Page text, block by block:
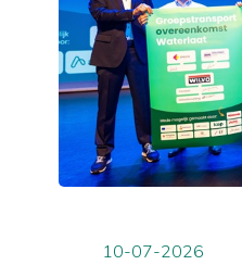
10-07-2026